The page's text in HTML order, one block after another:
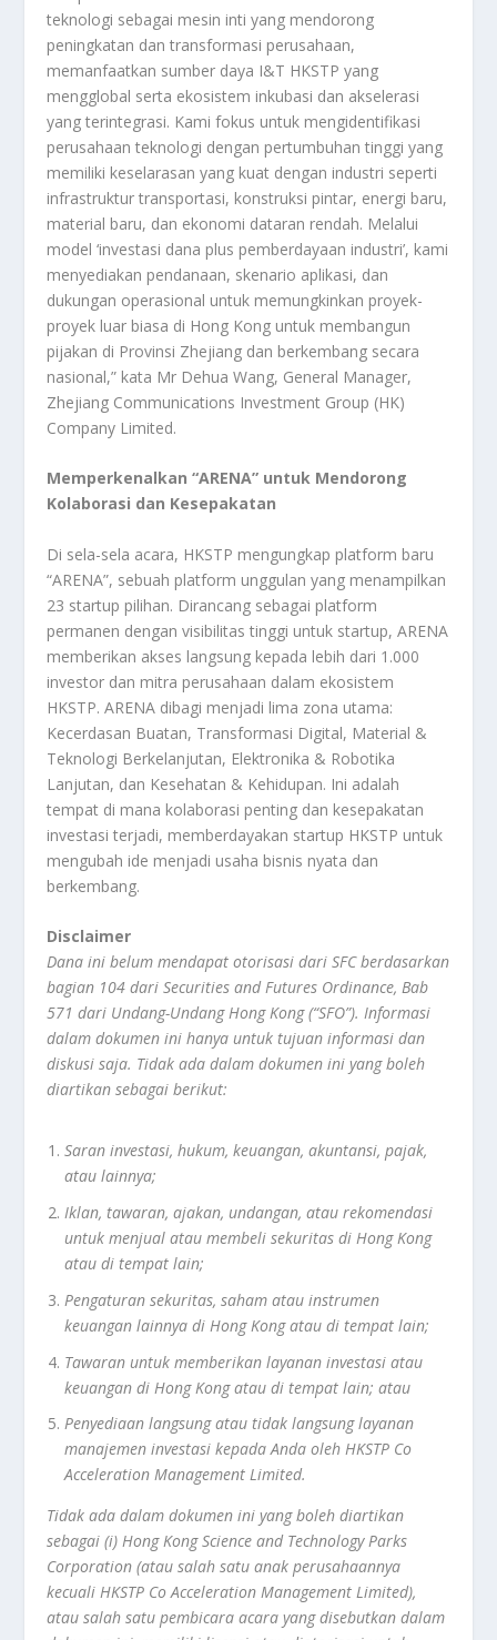
teknologi sebagai mesin inti yang mendorong
peningkatan dan transformasi perusahaan,
memanfaatkan sumber daya I&T HKSTP yang
mengglobal serta ekosistem inkubasi dan akselerasi
yang terintegrasi. Kami fokus untuk mengidentifikasi
perusahaan teknologi dengan pertumbuhan tinggi yang
memiliki keselarasan yang kuat dengan industri seperti
infrastruktur transportasi, konstruksi pintar, energi baru,
material baru, dan ekonomi dataran rendah. Melalui
model ‘investasi dana plus pemberdayaan industri’, kami
menyediakan pendanaan, skenario aplikasi, dan
dukungan operasional untuk memungkinkan proyek-
proyek luar biasa di Hong Kong untuk membangun
pijakan di Provinsi Zhejiang dan berkembang secara
nasional,” kata Mr Dehua Wang, General Manager,
Zhejiang Communications Investment Group (HK)
Company Limited.
Memperkenalkan “ARENA” untuk Mendorong
Kolaborasi dan Kesepakatan
Di sela-sela acara, HKSTP mengungkap platform baru
“ARENA”, sebuah platform unggulan yang menampilkan
23 startup pilihan. Dirancang sebagai platform
permanen dengan visibilitas tinggi untuk startup, ARENA
memberikan akses langsung kepada lebih dari 1.000
investor dan mitra perusahaan dalam ekosistem
HKSTP. ARENA dibagi menjadi lima zona utama:
Kecerdasan Buatan, Transformasi Digital, Material &
Teknologi Berkelanjutan, Elektronika & Robotika
Lanjutan, dan Kesehatan & Kehidupan. Ini adalah
tempat di mana kolaborasi penting dan kesepakatan
investasi terjadi, memberdayakan startup HKSTP untuk
mengubah ide menjadi usaha bisnis nyata dan
berkembang.
Disclaimer
Dana ini belum mendapat otorisasi dari SFC berdasarkan
bagian 104 dari Securities and Futures Ordinance, Bab
571 dari Undang-Undang Hong Kong (“SFO”). Informasi
dalam dokumen ini hanya untuk tujuan informasi dan
diskusi saja. Tidak ada dalam dokumen ini yang boleh
diartikan sebagai berikut:
Saran investasi, hukum, keuangan, akuntansi, pajak,
atau lainnya;
Iklan, tawaran, ajakan, undangan, atau rekomendasi
untuk menjual atau membeli sekuritas di Hong Kong
atau di tempat lain;
Pengaturan sekuritas, saham atau instrumen
keuangan lainnya di Hong Kong atau di tempat lain;
Tawaran untuk memberikan layanan investasi atau
keuangan di Hong Kong atau di tempat lain; atau
Penyediaan langsung atau tidak langsung layanan
manajemen investasi kepada Anda oleh HKSTP Co
Acceleration Management Limited.
Tidak ada dalam dokumen ini yang boleh diartikan
sebagai (i) Hong Kong Science and Technology Parks
Corporation (atau salah satu anak perusahaannya
kecuali HKSTP Co Acceleration Management Limited),
atau salah satu pembicara acara yang disebutkan dalam